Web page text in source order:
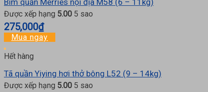
Bỉm quần Merries nội địa M58 (6 – 11kg)
Được xếp hạng 5.00 5 sao
275,000₫
Mua ngay
Hết hàng
Tã quần Yiying hơi thở bông L52 (9 – 14kg)
Được xếp hạng 5.00 5 sao